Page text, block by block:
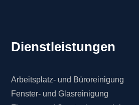
Dienstleistungen
Arbeitsplatz- und Büroreinigung
Fenster- und Glasreinigung